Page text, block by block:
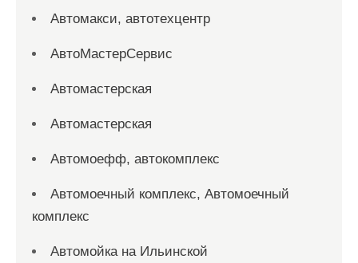
Автомакси, автотехцентр
АвтоМастерСервис
Автомастерская
Автомастерская
Автомоефф, автокомплекс
Автомоечный комплекс, Автомоечный
комплекс
Автомойка на Ильинской